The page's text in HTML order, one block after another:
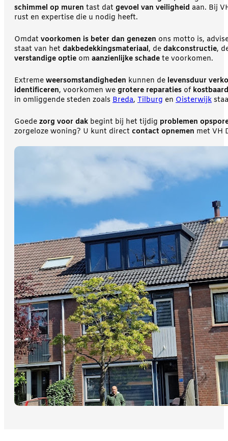
schimmel op muren tast dat gevoel van veiligheid aan. Bij
rust en expertise die u nodig heeft.
Omdat voorkomen is beter dan genezen ons motto is,
staat van het dakbedekkingsmateriaal, de dakconstructie,
verstandige optie om aanzienlijke schade te voorkomen.
Extreme weersomstandigheden kunnen de levensduur
identificeren, voorkomen we grotere reparaties of
in omliggende steden zoals Breda, Tilburg en Oisterwijk
Goede zorg voor dak begint bij het tijdig problemen
zorgeloze woning? U kunt direct contact opnemen met VH